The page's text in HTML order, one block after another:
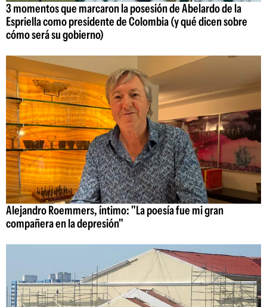
3 momentos que marcaron la posesión de Abelardo de la
Espriella como presidente de Colombia (y qué dicen sobre
cómo será su gobierno)
Alejandro Roemmers, íntimo: "La poesía fue mi gran
compañera en la depresión"